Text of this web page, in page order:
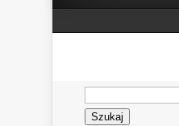
Szukaj: